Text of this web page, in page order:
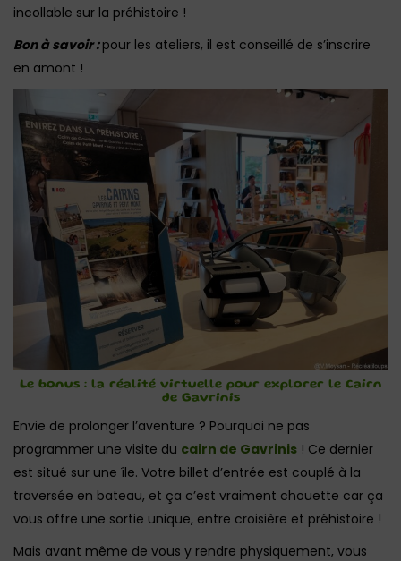
incollable sur la préhistoire !
Bon à savoir :pour les ateliers, il est conseillé de s’inscrire
en amont !
Le bonus : la réalité virtuelle pour explorer le Cairn
de Gavrinis
Envie de prolonger l’aventure ? Pourquoi ne pas
programmer une visite du cairn de Gavrinis ! Ce dernier
est situé sur une île. Votre billet d’entrée est couplé à la
traversée en bateau, et ça c’est vraiment chouette car ça
vous offre une sortie unique, entre croisière et préhistoire !
Mais avant même de vous y rendre physiquement, vous